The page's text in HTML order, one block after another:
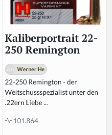
Kaliberportrait 22-
250 Remington
Werner He
22-250 Remington - der
Weitschussspezialist unter den
.22ern Liebe ...
101.864